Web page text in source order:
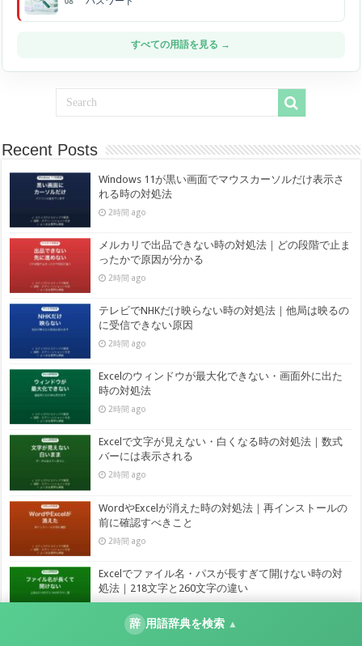
すべての用語を見る →
Recent Posts
Windows 11が黒い画面でマウスカーソルだけ表示さ
れる時の対処法
2時間 ago
メルカリで出品できない時の対処法｜どの段階で止ま
ったかで原因が分かる
2時間 ago
テレビでNHKだけ映らない時の対処法｜他局は映るの
に受信できない原因
2時間 ago
Excelのウィンドウが最大化できない・画面外に出た
時の対処法
2時間 ago
Excelで文字が見えない・白くなる時の対処法｜数式
バーには表示される
2時間 ago
WordやExcelが消えた時の対処法｜再インストールの
前に確認すべきこと
2時間 ago
Excelでファイル名・パスが長すぎて開けない時の対
処法｜218文字と260文字の違い
辞 用語辞典を検索 ▲